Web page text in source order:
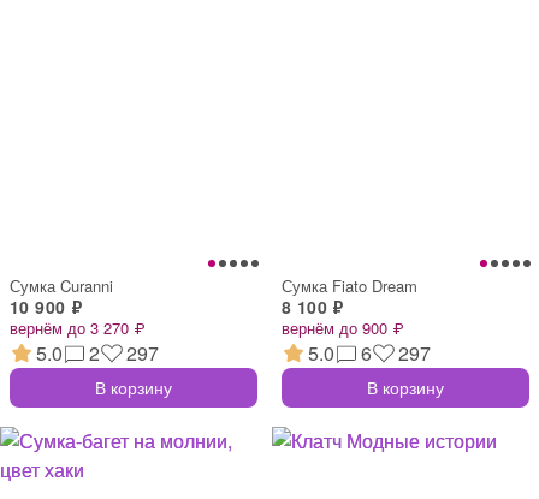
Сумка Curanni
10 900 ₽
вернём до 3 270 ₽
5.0 2 297
В корзину
Сумка Fiato Dream
8 100 ₽
вернём до 900 ₽
5.0 6 297
В корзину